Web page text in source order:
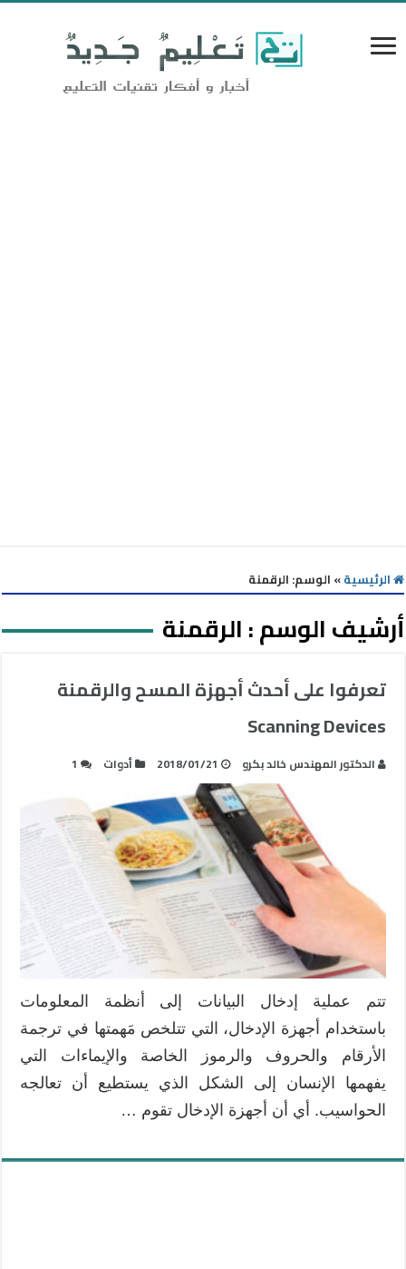
الرئيسية» الوسم: الرقمنة
أرشيف الوسم :الرقمنة
تعرفوا على أحدث أجهزة المسح والرقمنة
Scanning Devices
الدكتور المهندس خالد بكرو 2018/01/21 أدوات 1
تتم عملية إدخال البيانات إلى أنظمة المعلومات
باستخدام أجهزة الإدخال، التي تتلخص مَهمتها في ترجمة
الأرقام والحروف والرموز الخاصة والإيماءات التي
يفهمها الإنسان إلى الشكل الذي يستطيع أن تعالجه
الحواسيب. أي أن أجهزة الإدخال تقوم …